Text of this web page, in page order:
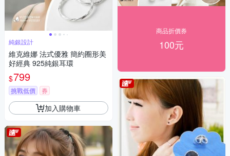
純銀設計
維克維娜 法式優雅 簡約圈形美
好經典 925純銀耳環
$799
挑戰低價 券
加入購物車
商品折價券
100元